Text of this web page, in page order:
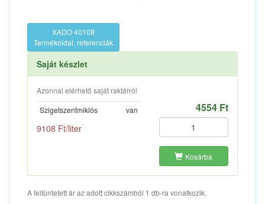
XADO 40108
Termékoldal, referenciák
Saját készlet
Azonnal elérhető saját raktárról
Szigetszentmiklós
van
9108 Ft/liter
4554 Ft
Kosárba
A feltüntetett ár az adott cikkszámból 1 db-ra vonatkozik.